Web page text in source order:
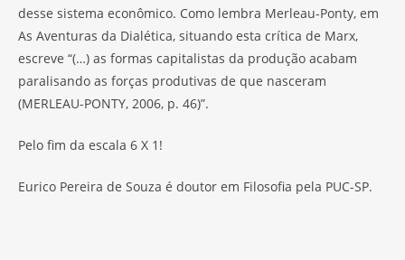
desse sistema econômico. Como lembra Merleau-Ponty, em
As Aventuras da Dialética, situando esta crítica de Marx,
escreve “(…) as formas capitalistas da produção acabam
paralisando as forças produtivas de que nasceram
(MERLEAU-PONTY, 2006, p. 46)”.
Pelo fim da escala 6 X 1!
Eurico Pereira de Souza é doutor em Filosofia pela PUC-SP.